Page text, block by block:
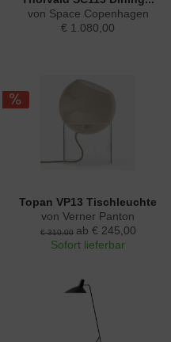
von Space Copenhagen
€ 1.080,00
Topan VP13 Tischleuchte
von Verner Panton
€ 310,00 ab € 245,00
Sofort lieferbar